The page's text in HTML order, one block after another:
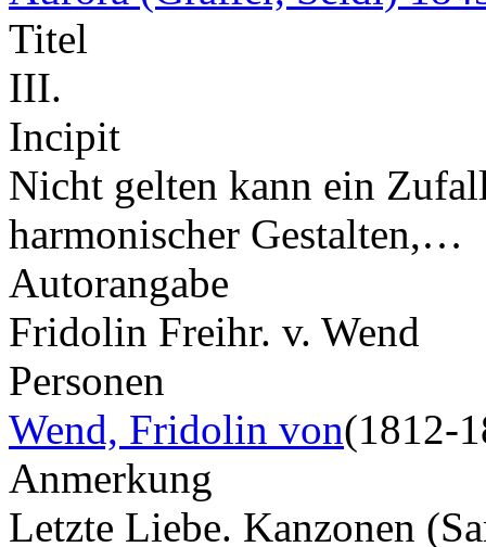
Titel
III.
Incipit
Nicht gelten kann ein
harmonischer Gestalten,…
Autorangabe
Fridolin Freihr. v. Wend
Personen
Wend, Fridolin von(1812-
Anmerkung
Letzte Liebe. Kanzonen